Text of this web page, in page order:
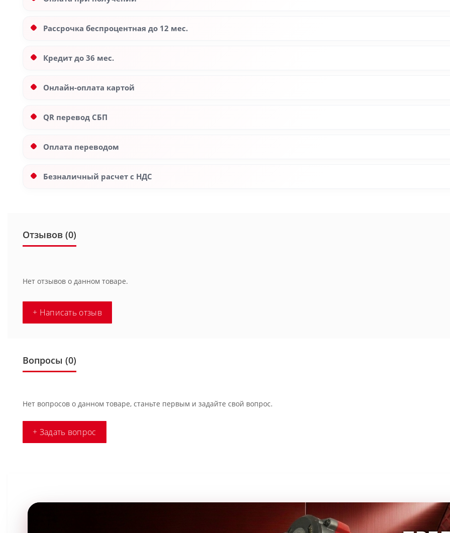
Рассрочка беспроцентная до 12 мес.
Кредит до 36 мес.
Онлайн-оплата картой
QR перевод СБП
Оплата переводом
Безналичный расчет с НДС
Отзывов (0)
Нет отзывов о данном товаре.
+ Написать отзыв
Вопросы (0)
Нет вопросов о данном товаре, станьте первым и задайте свой вопрос.
+ Задать вопрос